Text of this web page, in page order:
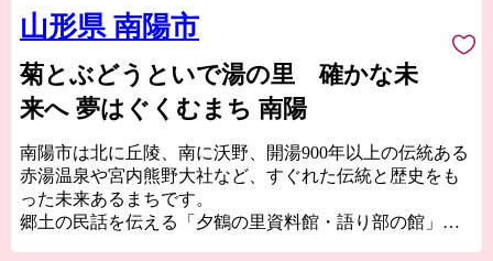
山形県 南陽市
菊とぶどうといで湯の里 確かな未
来へ 夢はぐくむまち 南陽
南陽市は北に丘陵、南に沃野、開湯900年以上の伝統ある
赤湯温泉や宮内熊野大社など、すぐれた伝統と歴史をも
った未来あるまちです。
郷土の民話を伝える「夕鶴の里資料館・語り部の館」や